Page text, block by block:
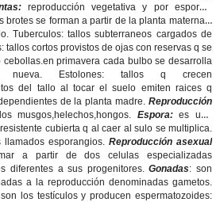
reproducción vegetativa y por esporas
brotes se forman a partir de la planta materna y
Tuberculos: tallos subterraneos cargados de
tallos cortos provistos de ojas con reservas q se
primavera cada bulbo se desarrolla
nueva. Estolones: tallos q crecen
del tallo al tocar el suelo emiten raices q
de la planta madre. Reproducción
musgos,helechos,hongos. Espora:es una
cubierta q al caer al sulo se multiplica.
llamados esporangios. Reproducción asexual
a partir de dos celulas especializadas
diferentes a sus progenitores.Gonadas: son
a la reproducción denominadas gametos.
los testículos y producen espermatozoides: